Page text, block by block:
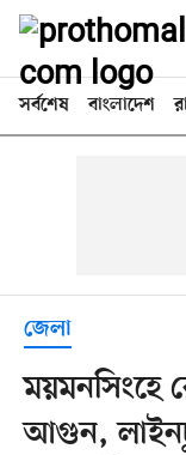
সর্বশেষ বাংলাদেশ
জেলা
ময়মনসিংহে
আগুন,